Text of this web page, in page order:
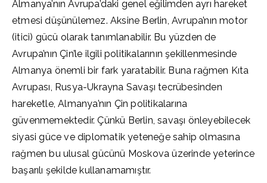
Almanya’nın Avrupa’daki genel eğilimden ayrı hareket
etmesi düşünülemez. Aksine Berlin, Avrupa’nın motor
(itici) gücü olarak tanımlanabilir. Bu yüzden de
Avrupa’nın Çin’le ilgili politikalarının şekillenmesinde
Almanya önemli bir fark yaratabilir. Buna rağmen Kıta
Avrupası, Rusya-Ukrayna Savaşı tecrübesinden
hareketle, Almanya’nın Çin politikalarına
güvenmemektedir. Çünkü Berlin, savaşı önleyebilecek
siyasi güce ve diplomatik yeteneğe sahip olmasına
rağmen bu ulusal gücünü Moskova üzerinde yeterince
başarılı şekilde kullanamamıştır.